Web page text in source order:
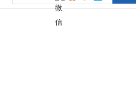
20140617 足球进化论之